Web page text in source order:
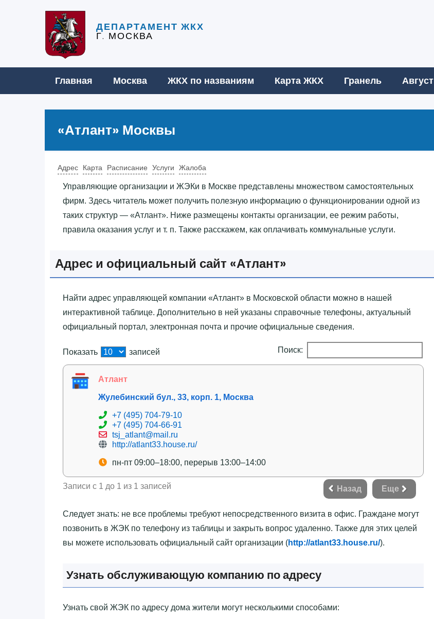
ДЕПАРТАМЕНТ ЖКХ
Г. МОСКВА
Главная Москва ЖКХ по названиям Карта ЖКХ Гранель Август
«‎Атлант»‎ Москвы
Адрес Карта Расписание Услуги Жалоба
Управляющие организации и ЖЭКи в Москве представлены множеством самостоятельных
фирм. Здесь читатель может получить полезную информацию о функционировании одной из
таких структур — «‎Атлант»‎. Ниже размещены контакты организации, ее режим работы,
правила оказания услуг и т. п. Также расскажем, как оплачивать коммунальные услуги.
Адрес и официальный сайт «‎Атлант»‎
Найти адрес управляющей компании «‎Атлант»‎ в Московской области можно в нашей
интерактивной таблице. Дополнительно в ней указаны справочные телефоны, актуальный
официальный портал, электронная почта и прочие официальные сведения.
Показать записей Поиск:
Атлант
Жулебинский бул., 33, корп. 1, Москва
+7 (495) 704-79-10
+7 (495) 704-66-91
tsj_atlant@mail.ru
http://atlant33.house.ru/
пн-пт 09:00–18:00, перерыв 13:00–14:00
Записи с 1 до 1 из 1 записей Назад Еще
Следует знать: не все проблемы требуют непосредственного визита в офис. Граждане могут
позвонить в ЖЭК по телефону из таблицы и закрыть вопрос удаленно. Также для этих целей
вы можете использовать официальный сайт организации (http://atlant33.house.ru/).
Узнать обслуживающую компанию по адресу
Узнать свой ЖЭК по адресу дома жители могут несколькими способами: